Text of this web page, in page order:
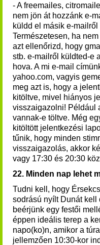
- A freemailes,
nem jön át hozzánk e-
küldd el másik e-
Természetesen, ha
azt ellenőrizd, hogy
stb. e-mailről küldted-e
hova. A mi e-mail
yahoo.com, vagyis
meg azt is, hogy a
kitöltve, mivel hiányos
visszaigazolni! Például
vannak-e töltve. Még
kitöltött jelentkezési
tűnik, hogy minden
visszaigazolás, akkor
vagy 17:30 és 20:30
22. Minden nap lehet
Tudni kell, hogy
sodrású nyílt Dunát kell
beérjünk egy festői
éppen ideális terep a
napo(ko)n, amikor a
jellemzően 10:30-kor